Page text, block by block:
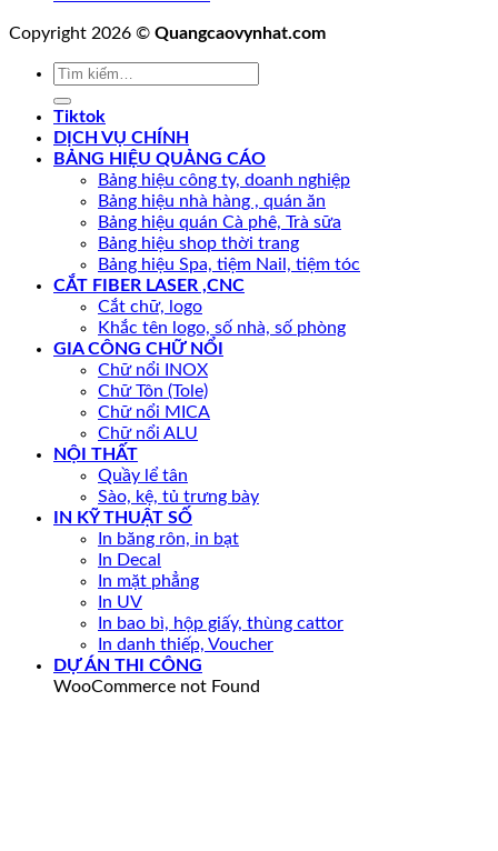
Copyright 2026 © Quangcaovynhat.com
Tiktok
DỊCH VỤ CHÍNH
BẢNG HIỆU QUẢNG CÁO
Bảng hiệu công ty, doanh nghiệp
Bảng hiệu nhà hàng , quán ăn
Bảng hiệu quán Cà phê, Trà sữa
Bảng hiệu shop thời trang
Bảng hiệu Spa, tiệm Nail, tiệm tóc
CẮT FIBER LASER ,CNC
Cắt chữ, logo
Khắc tên logo, số nhà, số phòng
GIA CÔNG CHỮ NỔI
Chữ nổi INOX
Chữ Tôn (Tole)
Chữ nổi MICA
Chữ nổi ALU
NỘI THẤT
Quầy lể tân
Sào, kệ, tủ trưng bày
IN KỸ THUẬT SỐ
In băng rôn, in bạt
In Decal
In mặt phẳng
In UV
In bao bì, hộp giấy, thùng cattor
In danh thiếp, Voucher
DỰ ÁN THI CÔNG
WooCommerce not Found